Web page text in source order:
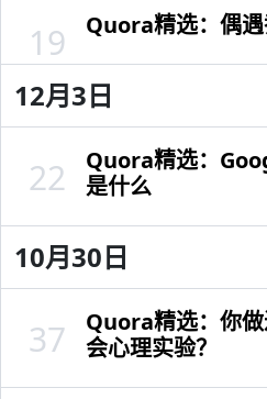
Quora精选：偶
19
12月3日
Quora精选：
是什么
22
10月30日
Quora精选：你
会心理实验？
37